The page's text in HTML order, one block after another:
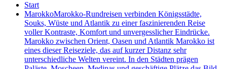
Start
MarokkoMarokko-Rundreisen verbinden Königsstädte,
Souks, Wüste und Atlantik zu einer faszinierenden Reise
voller Kontraste, Komfort und unvergesslicher Eindrücke.
Marokko zwischen Orient, Oasen und Atlantik Marokko ist
eines dieser Reiseziele, das auf kurzer Distanz sehr
unterschiedliche Welten vereint. In den Städten prägen